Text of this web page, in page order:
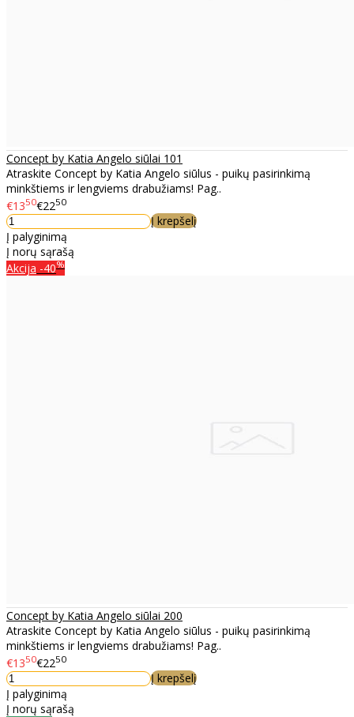
Concept by Katia Angelo siūlai 101
Atraskite Concept by Katia Angelo siūlus - puikų pasirinkimą
minkštiems ir lengviems drabužiams! Pag..
€1350€2250
Į krepšelį
Į palyginimą
Į norų sąrašą
Akcija -40%
Concept by Katia Angelo siūlai 200
Atraskite Concept by Katia Angelo siūlus - puikų pasirinkimą
minkštiems ir lengviems drabužiams! Pag..
€1350€2250
Į krepšelį
Į palyginimą
Į norų sąrašą